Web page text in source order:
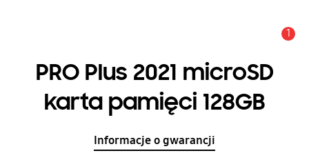
1
PRO Plus 2021 microSD
karta pamięci 128GB
Informacje o gwarancji